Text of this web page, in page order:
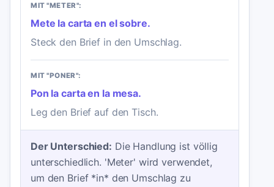
MIT "METER":
Mete la carta en el sobre.
Steck den Brief in den Umschlag.
MIT "PONER":
Pon la carta en la mesa.
Leg den Brief auf den Tisch.
Der Unterschied: Die Handlung ist völlig
unterschiedlich. 'Meter' wird verwendet,
um den Brief *in* den Umschlag zu